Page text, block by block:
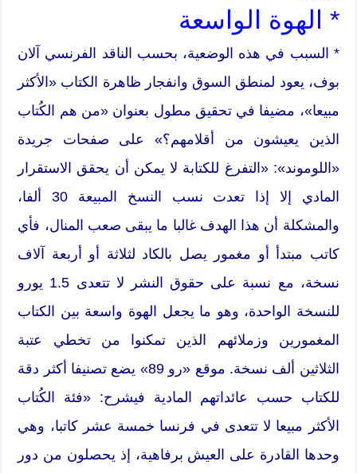
* الهوة الواسعة
* السبب في هذه الوضعية، بحسب الناقد الفرنسي آلان
بوف، يعود لمنطق السوق وانفجار ظاهرة الكتاب «الأكثر
مبيعا»، مضيفا في تحقيق مطول بعنوان «من هم الكُتاب
الذين يعيشون من أقلامهم؟» على صفحات جريدة
«اللوموند»: «التفرغ للكتابة لا يمكن أن يحقق الاستقرار
المادي إلا إذا تعدت نسب النسخ المبيعة 30 ألفا،
والمشكلة أن هذا الهدف غالبا ما يبقى صعب المنال، فأي
كاتب مبتدأ أو مغمور يصل بالكاد لثلاثة أو أربعة آلاف
نسخة، مع نسبة على حقوق النشر لا تتعدى 1.5 يورو
للنسخة الواحدة، وهو ما يجعل الهوة واسعة بين الكتاب
المغمورين وزملائهم الذين تمكنوا من تخطي عتبة
الثلاثين ألف نسخة. موقع «رو 89» يضع تصنيفا أكثر دقة
للكتاب حسب عائداتهم المادية فيشرح: «فئة الكُتاب
الأكثر مبيعا لا تتعدى في فرنسا خمسة عشر كاتبا، وهي
وحدها القادرة على العيش برفاهية، إذ يحصلون من دور